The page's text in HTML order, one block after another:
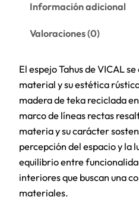
Información adicional
Valoraciones (0)
El espejo Tahus de VICAL
material y su estética
madera de teka reciclada
marco de líneas rectas
materia y su carácter
percepción del espacio y la
equilibrio entre
interiores que buscan una
materiales.